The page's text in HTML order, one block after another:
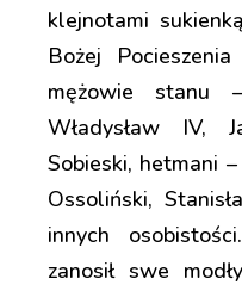
klejnotami
Bożej
mężowie stanu
Władysław IV,
Sobieski, hetmani
Ossoliński,
innych
zanosił swe